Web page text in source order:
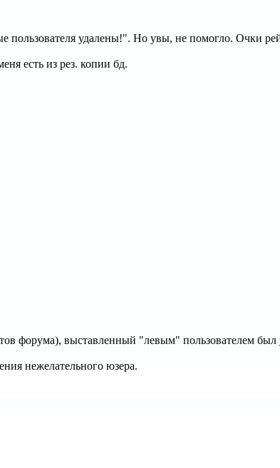
удалены!". Но увы, не помогло. Очки
есть из рез. копии бд.
форума), выставленный "левым" пользователем
нежелательного юзера.